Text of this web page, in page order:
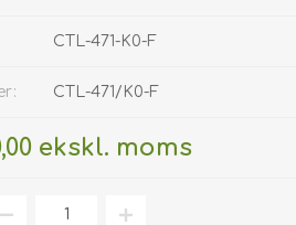
CTL-471-K0-F
CTL-471/K0-F
ekskl. moms